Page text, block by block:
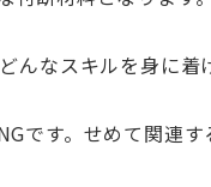
なスキルを身に着
です。せめて関連